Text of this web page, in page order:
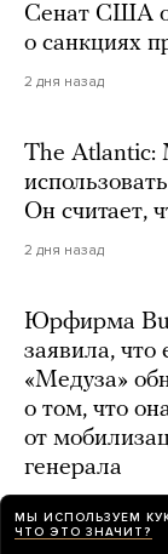
Сенат США
о санкциях
2 дня назад
The Atlantic:
Он считает,
2 дня назад
Юрфирма
заявила, что
«Медуза»
о том, что
от
генерала
МЫ ИСПОЛЬЗУЕМ
ЧТО ЭТО ЗНАЧИТ?